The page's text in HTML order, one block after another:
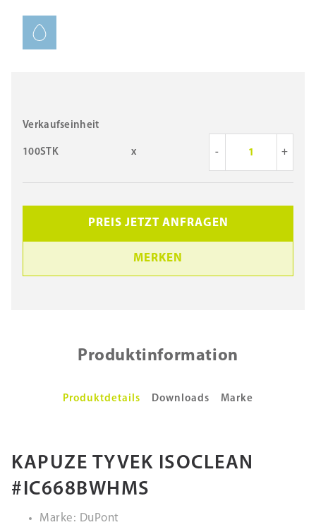
Verkaufseinheit
100STK x - +
PREIS JETZT ANFRAGEN
MERKEN
Produktinformation
Produktdetails Downloads Marke
KAPUZE TYVEK ISOCLEAN
#IC668BWHMS
Marke: DuPont